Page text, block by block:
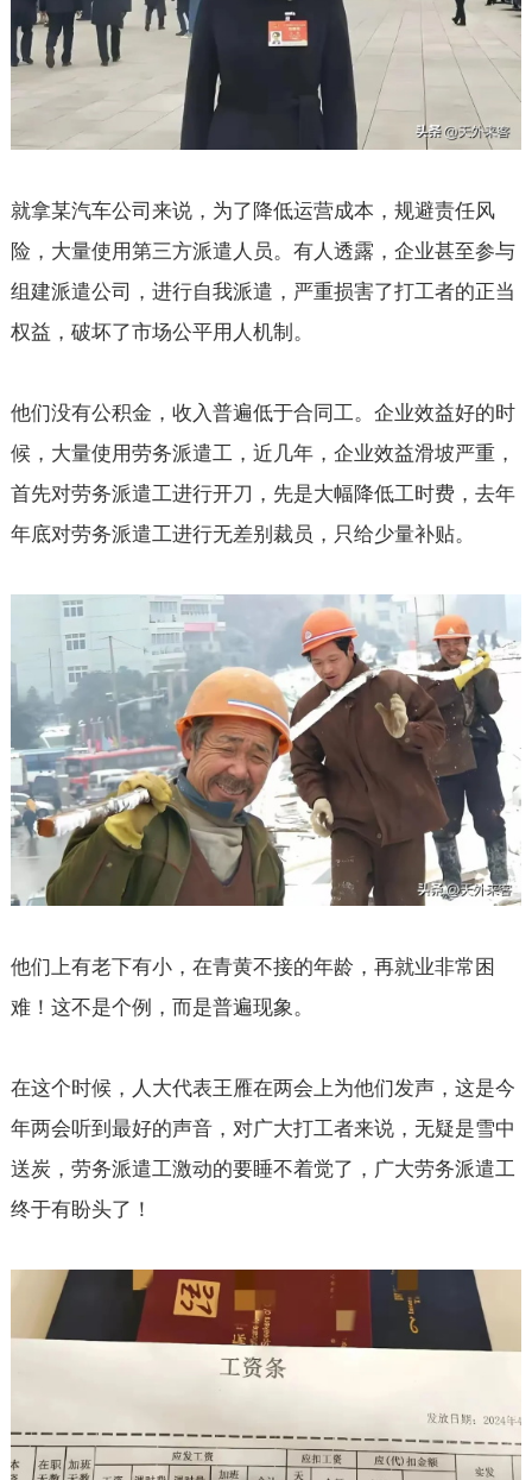
就拿某汽车公司来说，为了降低运营成本，规避责任风
险，大量使用第三方派遣人员。有人透露，企业甚至参与
组建派遣公司，进行自我派遣，严重损害了打工者的正当
权益，破坏了市场公平用人机制。
他们没有公积金，收入普遍低于合同工。企业效益好的时
候，大量使用劳务派遣工，近几年，企业效益滑坡严重，
首先对劳务派遣工进行开刀，先是大幅降低工时费，去年
年底对劳务派遣工进行无差别裁员，只给少量补贴。
他们上有老下有小，在青黄不接的年龄，再就业非常困
难！这不是个例，而是普遍现象。
在这个时候，人大代表王雁在两会上为他们发声，这是今
年两会听到最好的声音，对广大打工者来说，无疑是雪中
送炭，劳务派遣工激动的要睡不着觉了，广大劳务派遣工
终于有盼头了！